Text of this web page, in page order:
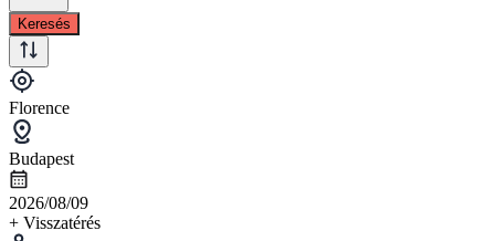
Keresés
Florence
Budapest
2026/08/09
+ Visszatérés